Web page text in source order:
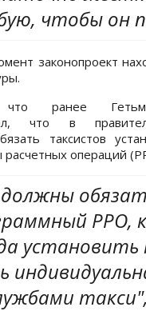
чтобы он
законопроект
что ранее
что в
таксистов
расчетных операций
РРО,